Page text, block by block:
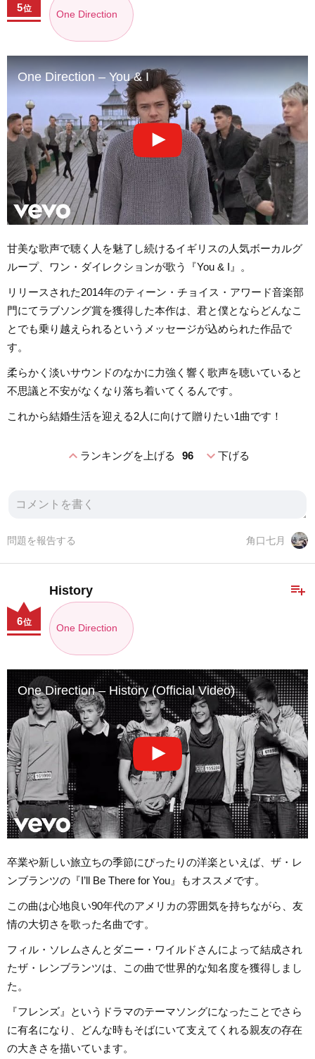
One Direction
5位
One Direction – You & I
甘美な歌声で聴く人を魅了し続けるイギリスの人気ボーカルグ
ループ、ワン・ダイレクションが歌う『You & I』。
リリースされた2014年のティーン・チョイス・アワード音楽部
門にてラブソング賞を獲得した本作は、君と僕とならどんなこ
とでも乗り越えられるというメッセージが込められた作品で
す。
柔らかく淡いサウンドのなかに力強く響く歌声を聴いていると
不思議と不安がなくなり落ち着いてくるんです。
これから結婚生活を迎える2人に向けて贈りたい1曲です！
expand_lessランキングを上げる 96 expand_more下げる
角口七月
問題を報告する
playlist_add
History
One Direction
6位
One Direction – History (Official Video)
卒業や新しい旅立ちの季節にぴったりの洋楽といえば、ザ・レ
ンブランツの『I’ll Be There for You』もオススメです。
この曲は心地良い90年代のアメリカの雰囲気を持ちながら、友
情の大切さを歌った名曲です。
フィル・ソレムさんとダニー・ワイルドさんによって結成され
たザ・レンブランツは、この曲で世界的な知名度を獲得しまし
た。
『フレンズ』というドラマのテーマソングになったことでさら
に有名になり、どんな時もそばにいて支えてくれる親友の存在
の大きさを描いています。